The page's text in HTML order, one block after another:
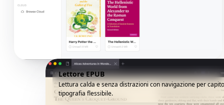
Lettore EPUB
Lettura calda e senza distrazioni con navigazione per
tipografia flessibile.